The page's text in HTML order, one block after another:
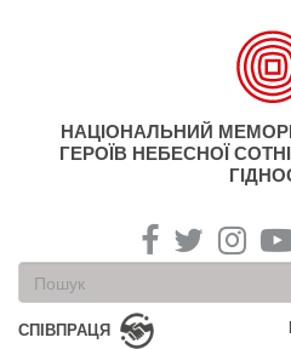
НАЦІОНАЛЬНИЙ
ГЕРОЇВ НЕБЕСНОЇ
Пошукова
форма
Пошук
СПІВПРАЦЯ